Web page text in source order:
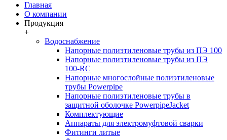
Главная
О компании
Продукция
+
Водоснабжение
Напорные полиэтиленовые трубы из ПЭ 100
Напорные полиэтиленовые трубы из ПЭ
100-RC
Напорные многослойные полиэтиленовые
трубы Powerpipe
Напорные полиэтиленовые трубы в
защитной оболочке PowerpipeJacket
Комплектующие
Аппараты для электромуфтовой сварки
Фитинги литые